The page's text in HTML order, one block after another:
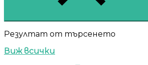
Резултат от търсенето
Виж всички